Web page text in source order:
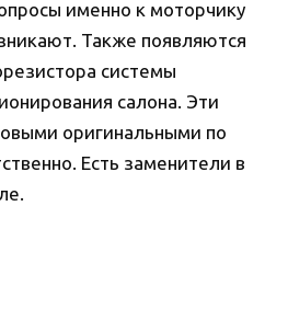
именно к моторчику
Также появляются
системы
салона. Эти
оригинальными по
Есть заменители в